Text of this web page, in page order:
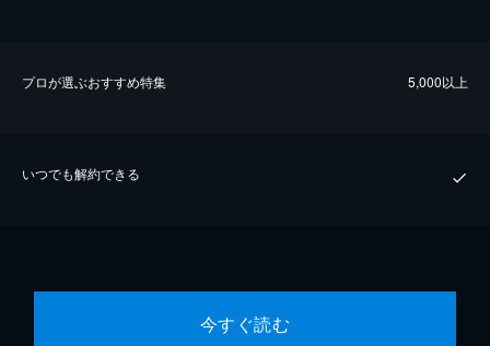
プロが選ぶおすすめ特集 5,000以上
いつでも解約できる
今すぐ読む